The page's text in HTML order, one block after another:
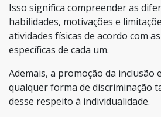
Isso significa compreender as
habilidades, motivações e
atividades físicas de acordo com
específicas de cada um.
Ademais, a promoção da inclusão
qualquer forma de discriminação
desse respeito à individualidade.